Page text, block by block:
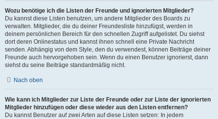
Wozu benötige ich die Listen der Freunde und ignorierten Mitglieder?
Du kannst diese Listen benutzen, um andere Mitglieder des Boards zu
verwalten. Mitglieder, die du deiner Freundesliste hinzufügst, werden in
deinem persönlichen Bereich für den schnellen Zugriff aufgelistet. Du siehst
dort deren Onlinestatus und kannst ihnen schnell eine Private Nachricht
senden. Abhängig von dem Style, den du verwendest, können Beiträge deiner
Freunde auch hervorgehoben sein. Wenn du einen Benutzer ignorierst, dann
siehst du seine Beiträge standardmäßig nicht.
Nach oben
Wie kann ich Mitglieder zur Liste der Freunde oder zur Liste der ignorierten
Mitglieder hinzufügen oder diese wieder aus den Listen entfernen?
Du kannst Benutzer auf zwei Arten auf diese Listen setzen: In jedem